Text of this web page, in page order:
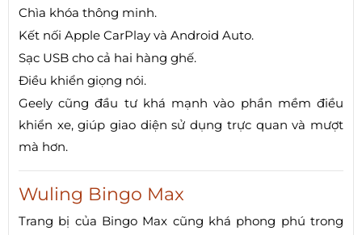
Chìa khóa thông minh.
Kết nối Apple CarPlay và Android Auto.
Sạc USB cho cả hai hàng ghế.
Điều khiển giọng nói.
Geely cũng đầu tư khá mạnh vào phần mềm điều
khiển xe, giúp giao diện sử dụng trực quan và mượt
mà hơn.
Wuling Bingo Max
Trang bị của Bingo Max cũng khá phong phú trong